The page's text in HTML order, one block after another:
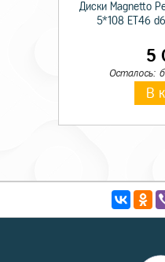
Диски Magnetto
5*108 ET46
5
Осталось:
В